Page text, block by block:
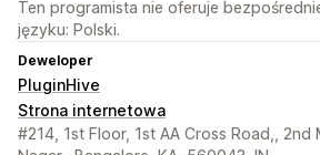
Ten programista nie oferuje
języku: Polski.
Deweloper
PluginHive
Strona internetowa
#214, 1st Floor, 1st AA Cross Road,, 2nd